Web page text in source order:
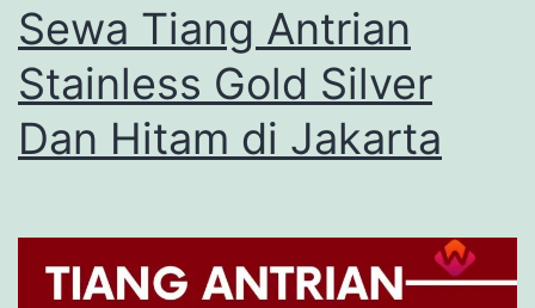
Sewa Tiang Antrian
Stainless Gold Silver
Dan Hitam di Jakarta